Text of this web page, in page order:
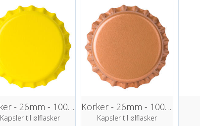
Korker - 26mm - 100pk - Gul
Kapsler til ølflasker
Korker - 26mm - 100pk – Kopar-brun
Kapsler til ølflasker